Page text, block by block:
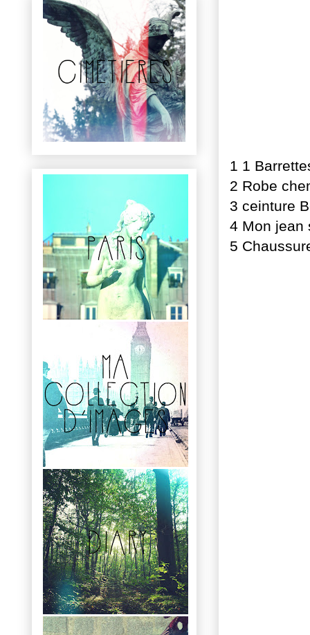
1 1
2 Robe
3 ceinture
4 Mon jean
5